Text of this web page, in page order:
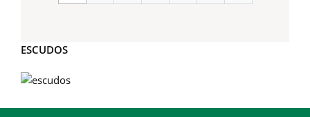
ESCUDOS